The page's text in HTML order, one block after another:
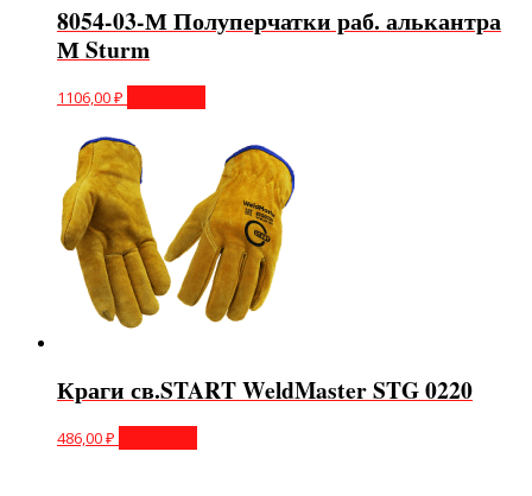
8054-03-М Полуперчатки раб. алькантра
М Sturm
1106,00₽
Краги св.START WeldMaster STG 0220
486,00₽